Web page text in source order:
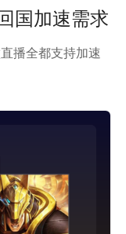
国加速需求
播全都支持加速